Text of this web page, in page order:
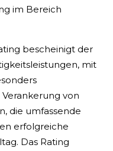
im Bereich
bescheinigt der
mit
von
die umfassende
erfolgreiche
Das Rating